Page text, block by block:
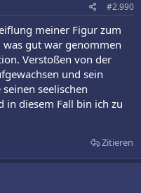
#2.990
meiner Figur zum
gut war genommen
Verstoßen von der
und sein
seelischen
in diesem Fall bin ich zu
Zitieren